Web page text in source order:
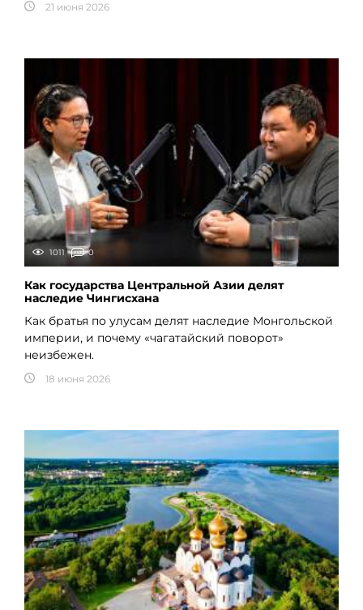
21 июня 2026
1011 0
Как государства Центральной Азии делят
наследие Чингисхана
Как братья по улусам делят наследие Монгольской
империи, и почему «чагатайский поворот»
неизбежен.
18 июня 2026